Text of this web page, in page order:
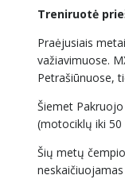
Treniruotė
Praėjusiais
važiavimuose.
Petrašiūnuose,
Šiemet
(motociklų iki 50
Šių metų